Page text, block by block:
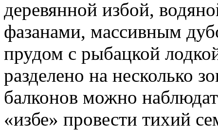
деревянной избой,
фазанами, массивным
прудом с рыбацкой
разделено на несколько
балконов можно
«избе» провести тихий